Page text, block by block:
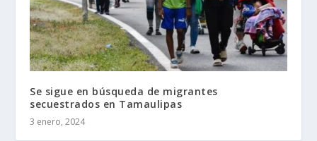
Se sigue en búsqueda de migrantes
secuestrados en Tamaulipas
3 enero, 2024